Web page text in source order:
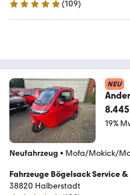
5 Sterne
(109)
NEU
FERR
19%
Neufahrzeug • Mofa/Mokick/
Fahrzeuge Bögelsack Service
38820 Halberstadt